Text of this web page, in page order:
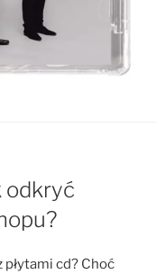
odkryć
płytami cd? Choć